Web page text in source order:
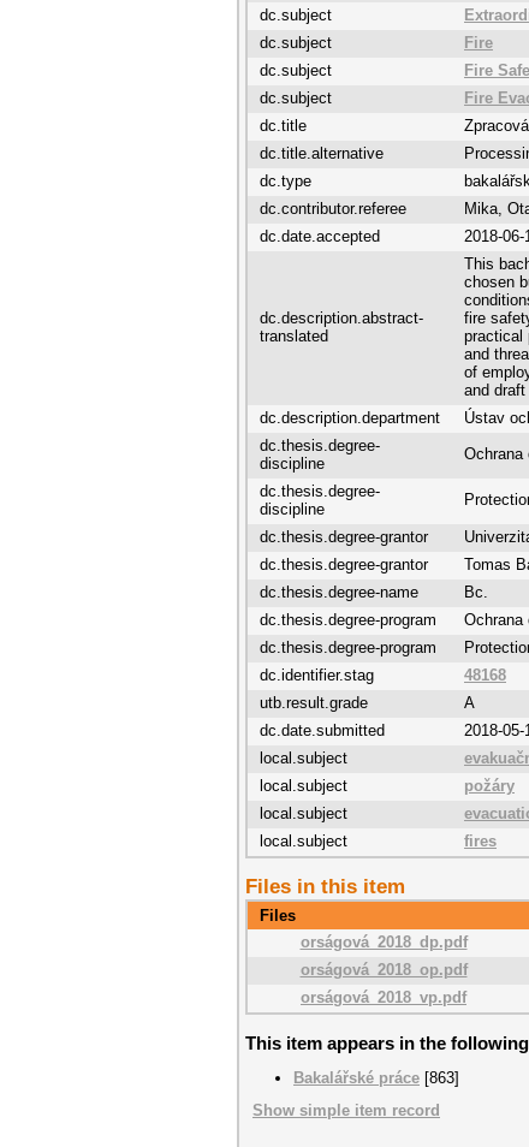
dc.subject
dc.subject
Fire
dc.subject
Fire
dc.subject
Fire
dc.title
dc.title.alternative
dc.type
dc.contributor.referee
Mika,
dc.date.accepted
2018-06-
dc.description.abstract-
translated
This
chosen
fire
practical
and
of
and
dc.description.department
Ústav
dc.thesis.degree-
discipline
Ochrana
dc.thesis.degree-
discipline
dc.thesis.degree-grantor
dc.thesis.degree-grantor
Tomas
dc.thesis.degree-name
Bc.
dc.thesis.degree-program
Ochrana
dc.thesis.degree-program
dc.identifier.stag
48168
utb.result.grade
A
dc.date.submitted
2018-05-
local.subject
local.subject
požáry
local.subject
local.subject
fires
Files in this item
Files
orságová_2018_dp.pdf
orságová_2018_op.pdf
orságová_2018_vp.pdf
This item appears in the
Bakalářské práce [863]
Show simple item record